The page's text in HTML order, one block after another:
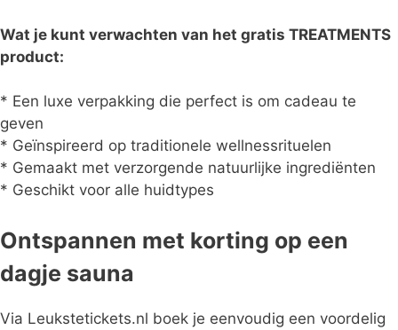
Wat je kunt verwachten van het gratis TREATMENTS
product:
* Een luxe verpakking die perfect is om cadeau te
geven
* Geïnspireerd op traditionele wellnessrituelen
* Gemaakt met verzorgende natuurlijke ingrediënten
* Geschikt voor alle huidtypes
Ontspannen met korting op een
dagje sauna
Via Leukstetickets.nl boek je eenvoudig een voordelig